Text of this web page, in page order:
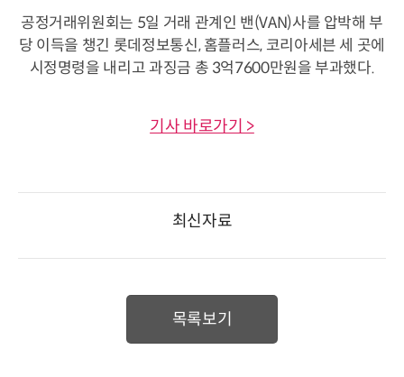
공정거래위원회는 5일 거래 관계인 밴(VAN)사를 압박해 부
당 이득을 챙긴 롯데정보통신, 홈플러스, 코리아세븐 세 곳에
시정명령을 내리고 과징금 총 3억7600만원을 부과했다.
기사 바로가기 >
최신자료
목록보기